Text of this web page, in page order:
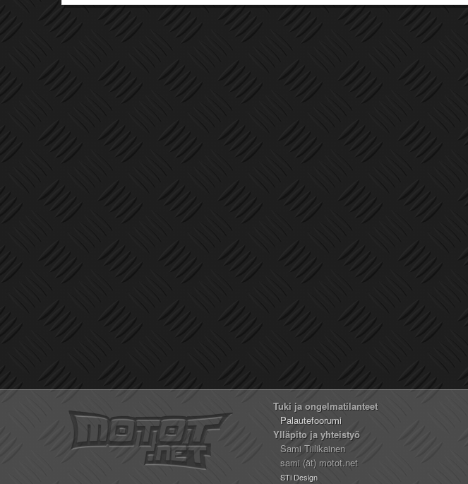
Tuki ja ongelmatilanteet
Palautefoorumi
Ylläpito ja yhteistyö
Sami Tiilikainen
sami (ät) motot.net
STi Design